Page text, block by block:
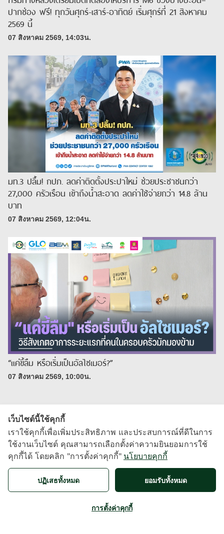
ปากช่อง ฟรี! ทุกวันศุกร์-เสาร์-อาทิตย์ เริ่มศุกร์ที่ 21 สิงหาคม
2569 นี้
07 สิงหาคม 2569, 14:03น.
มท.3 ปลื้ม! กปภ. ลดค่าติดตั้งประปาใหม่ ช่วยประชาชนกว่า
27,000 ครัวเรือน เข้าถึงน้ำสะอาด ลดค่าใช้จ่ายกว่า 14.8 ล้าน
บาท
07 สิงหาคม 2569, 12:04น.
“แค่ขี้ลืม หรือเริ่มเป็นอัลไซเมอร์?”
07 สิงหาคม 2569, 10:00น.
Contact | Term of use
Developed byMarketingEdge
เว็บไซต์นี้ใช้คุกกี้
เราใช้คุกกี้เพื่อเพิ่มประสิทธิภาพ และประสบการณ์ที่ดีในการ
ใช้งานเว็บไซต์ คุณสามารถเลือกตั้งค่าความยินยอมการใช้
คุกกี้ได้ โดยคลิก "การตั้งค่าคุกกี้" นโยบายคุกกี้
ปฏิเสธทั้งหมด ยอมรับทั้งหมด
การตั้งค่าคุกกี้